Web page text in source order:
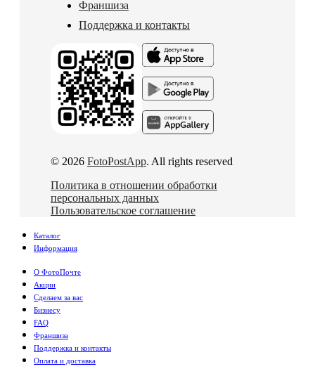
Франшиза
Поддержка и контакты
© 2026 FotoPostApp. All rights reserved
Политика в отношении обработки
персональных данных
Пользовательское соглашение
Каталог
Информация
О ФотоПочте
Акции
Сделаем за вас
Бизнесу
FAQ
Франшиза
Поддержка и контакты
Оплата и доставка